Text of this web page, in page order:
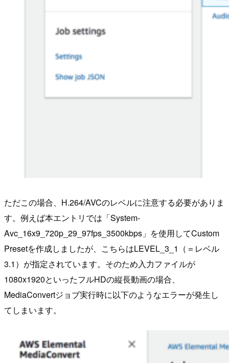
ただこの場合、H.264/AVCのレベルに注意する必要がありま
す。例えば本エントリでは「System-
Avc_16x9_720p_29_97fps_3500kbps」を使用してCustom
Presetを作成しましたが、こちらはLEVEL_3_1（＝レベル
3.1）が指定されています。そのため入力ファイルが
1080x1920といったフルHDの縦長動画の場合、
MediaConvertジョブ実行時に以下のようなエラーが発生し
てしまいます。